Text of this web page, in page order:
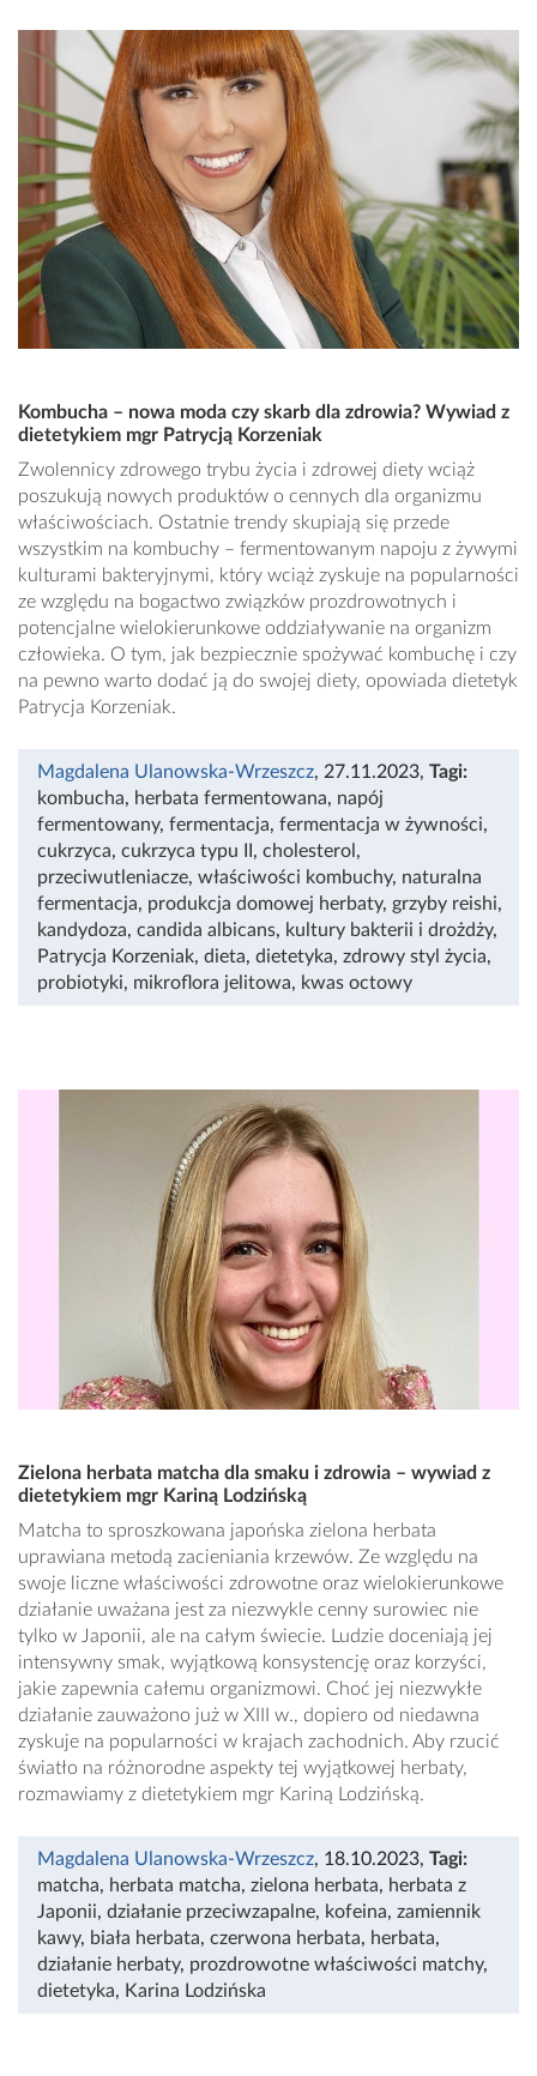
Kombucha – nowa moda czy skarb dla zdrowia? Wywiad z
dietetykiem mgr Patrycją Korzeniak
Zwolennicy zdrowego trybu życia i zdrowej diety wciąż
poszukują nowych produktów o cennych dla organizmu
właściwościach. Ostatnie trendy skupiają się przede
wszystkim na kombuchy – fermentowanym napoju z żywymi
kulturami bakteryjnymi, który wciąż zyskuje na popularności
ze względu na bogactwo związków prozdrowotnych i
potencjalne wielokierunkowe oddziaływanie na organizm
człowieka. O tym, jak bezpiecznie spożywać kombuchę i czy
na pewno warto dodać ją do swojej diety, opowiada dietetyk
Patrycja Korzeniak.
Magdalena Ulanowska-Wrzeszcz, 27.11.2023, Tagi:
kombucha, herbata fermentowana, napój
fermentowany, fermentacja, fermentacja w żywności,
cukrzyca, cukrzyca typu II , cholesterol ,
przeciwutleniacze, właściwości kombuchy, naturalna
fermentacja, produkcja domowej herbaty, grzyby reishi,
kandydoza, candida albicans, kultury bakterii i drożdży,
Patrycja Korzeniak, dieta, dietetyka, zdrowy styl życia,
probiotyki, mikroflora jelitowa, kwas octowy
Zielona herbata matcha dla smaku i zdrowia – wywiad z
dietetykiem mgr Kariną Lodzińską
Matcha to sproszkowana japońska zielona herbata
uprawiana metodą zacieniania krzewów. Ze względu na
swoje liczne właściwości zdrowotne oraz wielokierunkowe
działanie uważana jest za niezwykle cenny surowiec nie
tylko w Japonii, ale na całym świecie. Ludzie doceniają jej
intensywny smak, wyjątkową konsystencję oraz korzyści,
jakie zapewnia całemu organizmowi. Choć jej niezwykłe
działanie zauważono już w XIII w., dopiero od niedawna
zyskuje na popularności w krajach zachodnich. Aby rzucić
światło na różnorodne aspekty tej wyjątkowej herbaty,
rozmawiamy z dietetykiem mgr Kariną Lodzińską.
Magdalena Ulanowska-Wrzeszcz, 18.10.2023, Tagi:
matcha, herbata matcha, zielona herbata, herbata z
Japonii, działanie przeciwzapalne, kofeina, zamiennik
kawy, biała herbata, czerwona herbata, herbata,
działanie herbaty, prozdrowotne właściwości matchy,
dietetyka, Karina Lodzińska